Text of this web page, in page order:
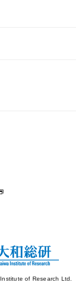
く新たな価値の創出
情報
イベント
組み
方針
言
of Research Ltd.